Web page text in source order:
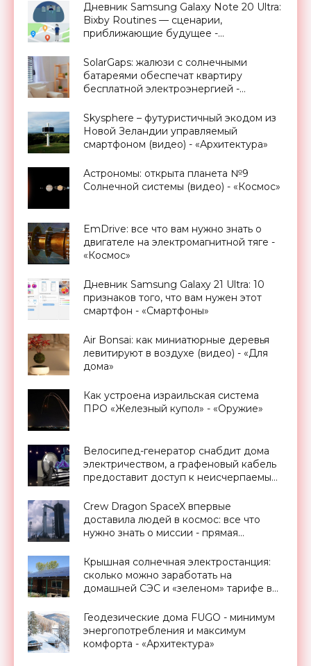
Дневник Samsung Galaxy Note 20 Ultra:
Bixby Routines — сценарии,
приближающие будущее -
SolarGaps: жалюзи с солнечными
батареями обеспечат квартиру
бесплатной электроэнергией -
Skysphere – футуристичный экодом из
Новой Зеландии управляемый
смартфоном (видео) - «Архитектура»
Астрономы: открыта планета №9
Солнечной системы (видео) - «Космос»
EmDrive: все что вам нужно знать о
двигателе на электромагнитной тяге -
«Космос»
Дневник Samsung Galaxy 21 Ultra: 10
признаков того, что вам нужен этот
смартфон - «Смартфоны»
Air Bonsai: как миниатюрные деревья
левитируют в воздухе (видео) - «Для
дома»
Как устроена израильская система
ПРО «Железный купол» - «Оружие»
Велосипед-генератор снабдит дома
электричеством, а графеновый кабель
предоставит доступ к неисчерпаемым
проект Billions in Change (видео) -
«Новости Электроники»
Crew Dragon SpaceX впервые
доставила людей в космос: все что
нужно знать о миссии - прямая
Крышная солнечная электростанция:
сколько можно заработать на
домашней СЭС и «зеленом» тарифе в
Геодезические дома FUGO - минимум
энергопотребления и максимум
комфорта - «Архитектура»